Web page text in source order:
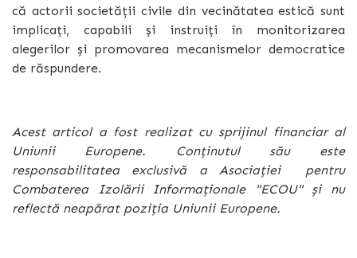
că actorii societății civile din vecinătatea estică sunt
implicați, capabili și instruiți în monitorizarea
alegerilor și promovarea mecanismelor democratice
de răspundere.
Acest articol a fost realizat cu sprijinul financiar al
Uniunii Europene. Conținutul său este
responsabilitatea exclusivă a Asociației pentru
Combaterea Izolării Informaționale "ECOU" și nu
reflectă neapărat poziția Uniunii Europene.